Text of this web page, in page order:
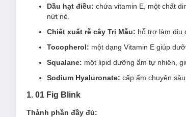
Dầu hạt điều: chứa vitamin E, một chất
nứt nẻ.
Chiết xuất rễ cây Tri Mẫu: hỗ trợ làm dịu
Tocopherol: một dạng Vitamin E giúp
Squalane: một lipid dưỡng ẩm tự nhiên,
Sodium Hyaluronate: cấp ẩm chuyên
1. 01 Fig Blink
Thành phần đầy đủ: